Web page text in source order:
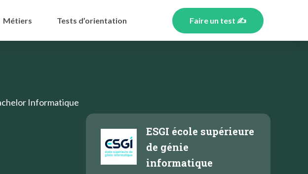
Métiers Tests d’orientation Faire un test ✍️
Informatique
ESGI école supérieure
de génie
informatique